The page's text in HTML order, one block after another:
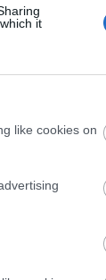
it
like cookies on